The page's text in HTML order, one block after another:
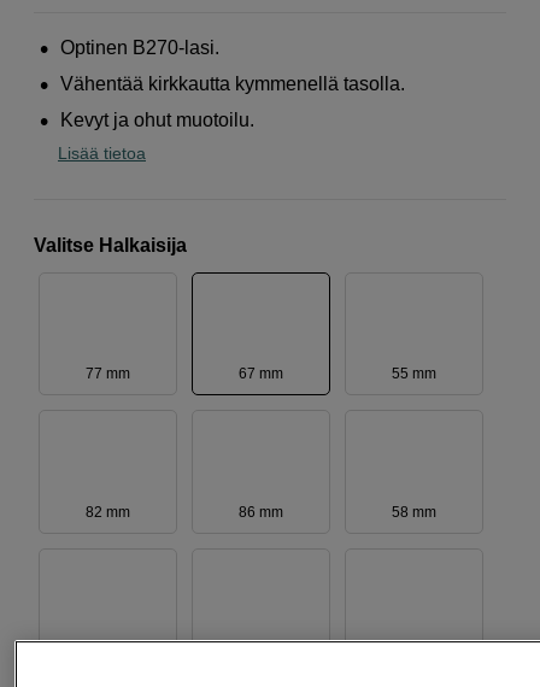
Optinen B270-lasi.
Vähentää kirkkautta kymmenellä tasolla.
Kevyt ja ohut muotoilu.
Lisää tietoa
Valitse Halkaisija
77 mm 67 mm 55 mm
82 mm 86 mm 58 mm